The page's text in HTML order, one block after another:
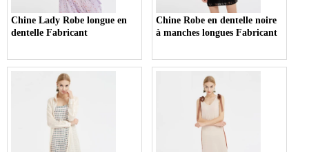
Chine Lady Robe longue en
dentelle Fabricant
Chine Robe en dentelle noire
à manches longues Fabricant